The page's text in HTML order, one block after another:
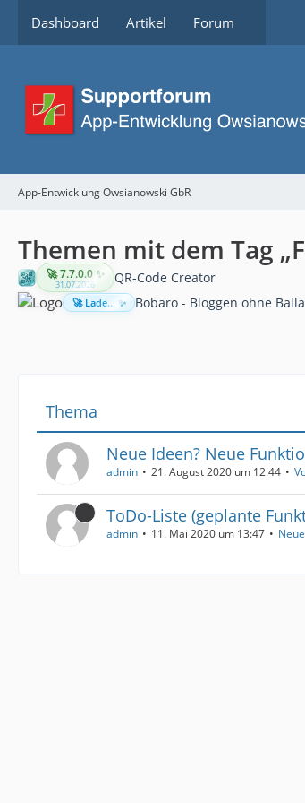
Dashboard Artikel Forum
App-Entwicklung Owsianowski GbR
Themen mit dem Tag
🚀 7.7.0.0 ✨
31.07.2026 QR-Code Creator
🚀 Lade... ✨ Bobaro - Bloggen ohne
Thema
Neue Ideen? Neue
admin 21. August 2020 um 12:44
ToDo-Liste (geplante
admin 11. Mai 2020 um 13:47